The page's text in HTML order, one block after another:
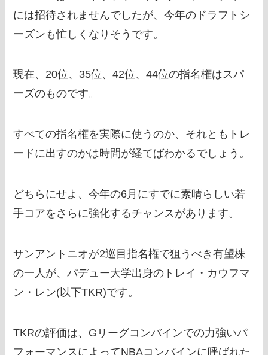
には招待されませんでしたが、今年のドラフトシ
ーズンも忙しくなりそうです。
現在、20位、35位、42位、44位の指名権はスパ
ーズのものです。
すべての指名権を実際に使うのか、それともトレ
ードに出すのかは時間が経てばわかるでしょう。
どちらにせよ、今年の6月にすでに素晴らしい若
手コアをさらに強化するチャンスがあります。
サンアントニオが2巡目指名権で狙うべき有望株
の一人が、パデュー大学出身のトレイ・カウフマ
ン・レン(以下TKR)です。
TKRの評価は、Gリーグコンバインでの力強いパ
フォーマンスによってNBAコンバインに呼ばれた